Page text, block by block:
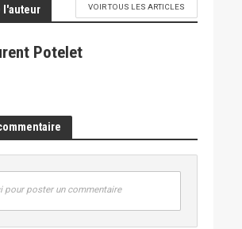
l'auteur VOIR TOUS LES ARTICLES
Potelet
pour poster un commentaire